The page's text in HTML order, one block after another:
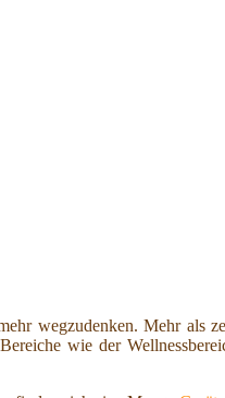
wegzudenken. Mehr als
wie der